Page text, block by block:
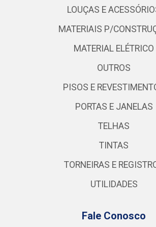
LOUÇAS E
MATERIAIS P/
MATERIAL ELÉTRICO
OUTROS
PISOS E
PORTAS E JANELAS
TELHAS
TINTAS
TORNEIRAS E
UTILIDADES
Fale Conosco